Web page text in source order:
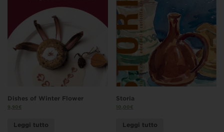
Dishes of Winter Flower
9,90€
Leggi tutto
Storia
10,00€
Leggi tutto